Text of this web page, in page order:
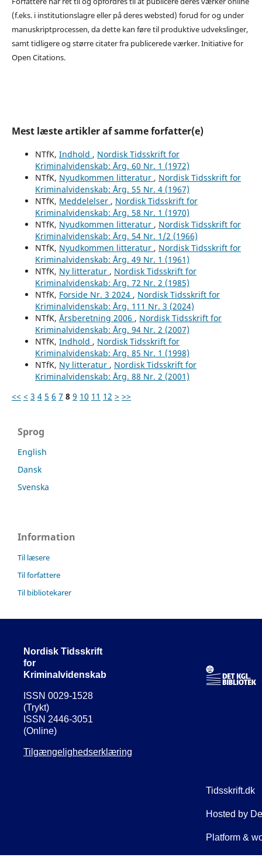
(f.eks. i institutionslagre eller på deres websted) forud for og under
manuskriptprocessen, da dette kan føre til produktive udvekslinger,
samt tidligere og større citater fra publicerede værker. Initiative for
Open Citations.
Mest læste artikler af samme forfatter(e)
NTfK, Indhold , Nordisk Tidsskrift for
Kriminalvidenskab: Årg. 60 Nr. 1 (1972)
NTfK, Nyudkommen litteratur , Nordisk Tidsskrift for
Kriminalvidenskab: Årg. 55 Nr. 4 (1967)
NTfK, Meddelelser , Nordisk Tidsskrift for
Kriminalvidenskab: Årg. 58 Nr. 1 (1970)
NTfK, Nyudkommen litteratur , Nordisk Tidsskrift for
Kriminalvidenskab: Årg. 54 Nr. 1/2 (1966)
NTfK, Nyudkommen litteratur , Nordisk Tidsskrift for
Kriminalvidenskab: Årg. 49 Nr. 1 (1961)
NTfK, Ny litteratur , Nordisk Tidsskrift for
Kriminalvidenskab: Årg. 72 Nr. 2 (1985)
NTfK, Forside Nr. 3 2024 , Nordisk Tidsskrift for
Kriminalvidenskab: Årg. 111 Nr. 3 (2024)
NTfK, Årsberetning 2006 , Nordisk Tidsskrift for
Kriminalvidenskab: Årg. 94 Nr. 2 (2007)
NTfK, Indhold , Nordisk Tidsskrift for
Kriminalvidenskab: Årg. 85 Nr. 1 (1998)
NTfK, Ny litteratur , Nordisk Tidsskrift for
Kriminalvidenskab: Årg. 88 Nr. 2 (2001)
<< < 3 4 5 6 7 8 9 10 11 12 > >>
Sprog
English
Dansk
Svenska
Information
Til læsere
Til forfattere
Til bibliotekarer
Nordisk Tidsskrift
for
Kriminalvidenskab
ISSN 0029-1528
(Trykt)
ISSN 2446-3051
(Online)
Tilgængelighedserklæring